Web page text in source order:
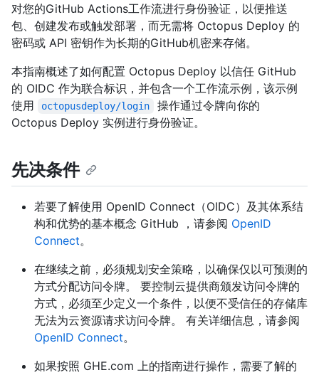
对您的GitHub Actions工作流进行身份验证，以便推送
包、创建发布或触发部署，而无需将 Octopus Deploy 的
密码或 API 密钥作为长期的GitHub机密来存储。
本指南概述了如何配置 Octopus Deploy 以信任 GitHub
的 OIDC 作为联合标识，并包含一个工作流示例，该示例
使用
octopusdeploy/login
操作通过令牌向你的
Octopus Deploy 实例进行身份验证。
先决条件
若要了解使用 OpenID Connect（OIDC）及其体系结
构和优势的基本概念 GitHub ，请参阅 OpenID
Connect。
在继续之前，必须规划安全策略，以确保仅以可预测的
方式分配访问令牌。 要控制云提供商颁发访问令牌的
方式，必须至少定义一个条件，以便不受信任的存储库
无法为云资源请求访问令牌。 有关详细信息，请参阅
OpenID Connect。
如果按照 GHE.com 上的指南进行操作，需要了解的